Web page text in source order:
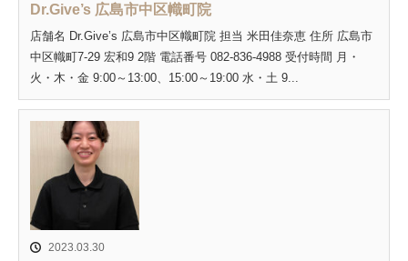
Dr.Give’s 広島市中区幟町院
店舗名 Dr.Give’s 広島市中区幟町院 担当 米田佳奈恵 住所 広島市
中区幟町7-29 宏和9 2階 電話番号 082-836-4988 受付時間 月・
火・木・金 9:00～13:00、15:00～19:00 水・土 9...
2023.03.30